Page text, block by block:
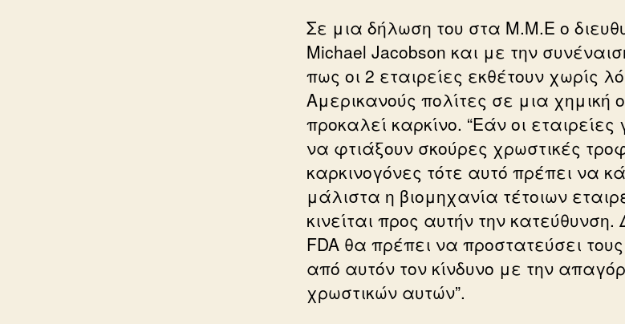
Σε μια δήλωση του στα Μ.Μ.Ε o
Μichael Jacobson και με την
πως οι 2 εταιρείες εκθέτουν χωρίς
Αμερικανούς πολίτες σε μια χημική
προκαλεί καρκίνο. “Εάν οι
να φτιάξουν σκούρες χρωστικές
καρκινογόνες τότε αυτό πρέπει να
μάλιστα η βιομηχανία τέτοιων
κινείται προς αυτήν την
FDA θα πρέπει να προστατεύσει
από αυτόν τον κίνδυνο με την
χρωστικών αυτών”.